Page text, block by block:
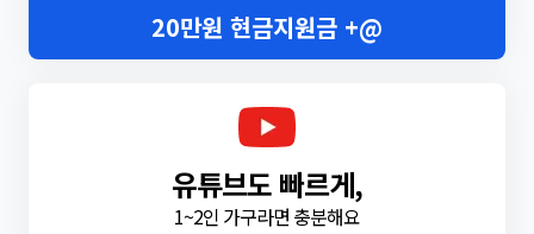
20만원 현금지원금 +@
유튜브도 빠르게,
1~2인 가구라면 충분해요